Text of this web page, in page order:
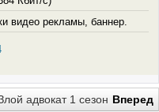
видео рекламы, баннер.
Вперед
адвокат 1 сезон